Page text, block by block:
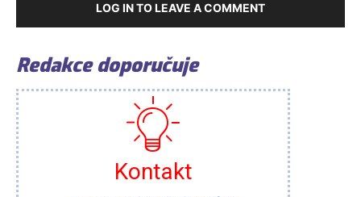
LOG IN TO LEAVE A COMMENT
Redakce doporučuje
Kontakt